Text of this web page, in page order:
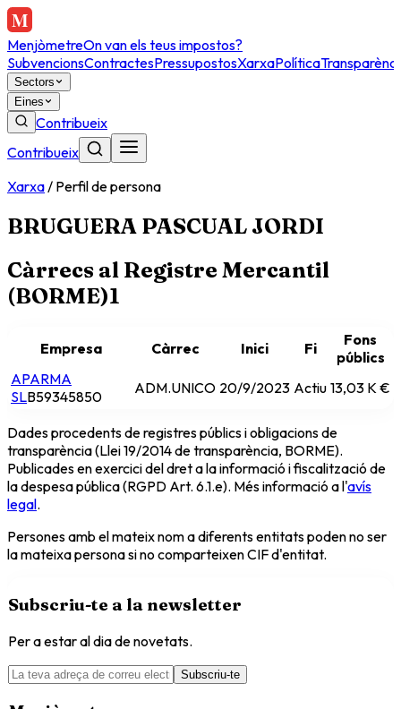
MenjòmetreOn van els teus impostos?
SubvencionsContractesPressupostosXarxaPolítica
Sectors
Eines
Contribueix
Contribueix
Xarxa/ Perfil de persona
BRUGUERA PASCUAL JORDI
Càrrecs al Registre Mercantil
(BORME)1
Empresa Càrrec Inici Fi
Fons
públics
APARMA
SLB59345850 ADM.UNICO 20/9/2023 Actiu 13,03 K €
Dades procedents de registres públics i obligacions de
transparència (Llei 19/2014 de transparència, BORME).
Publicades en exercici del dret a la informació i fiscalització de
la despesa pública (RGPD Art. 6.1.e). Més informació a l'avís
legal.
Persones amb el mateix nom a diferents entitats poden no ser
la mateixa persona si no comparteixen CIF d'entitat.
Subscriu-te a la newsletter
Per a estar al dia de novetats.
Subscriu-te